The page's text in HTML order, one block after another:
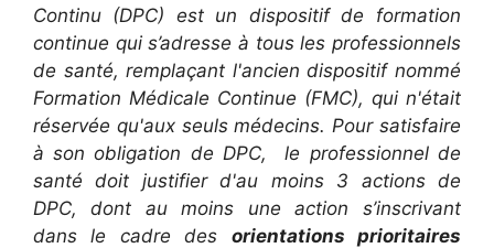
Continu (DPC) est un dispositif de formation
continue qui s’adresse à tous les professionnels
de santé, remplaçant l'ancien dispositif nommé
Formation Médicale Continue (FMC), qui n'était
réservée qu'aux seuls médecins. Pour satisfaire
à son obligation de DPC, le professionnel de
santé doit justifier d'au moins 3 actions de
DPC, dont au moins une action s’inscrivant
dans le cadre des orientations prioritaires